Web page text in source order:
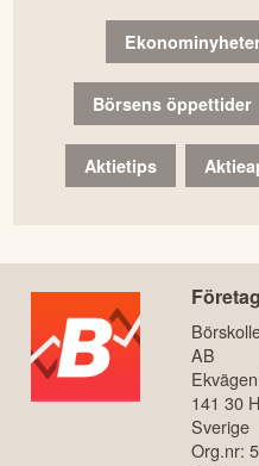
Börsens öppettider
Aktietips
Företag
AB
141 30
Sverige
Org.nr: